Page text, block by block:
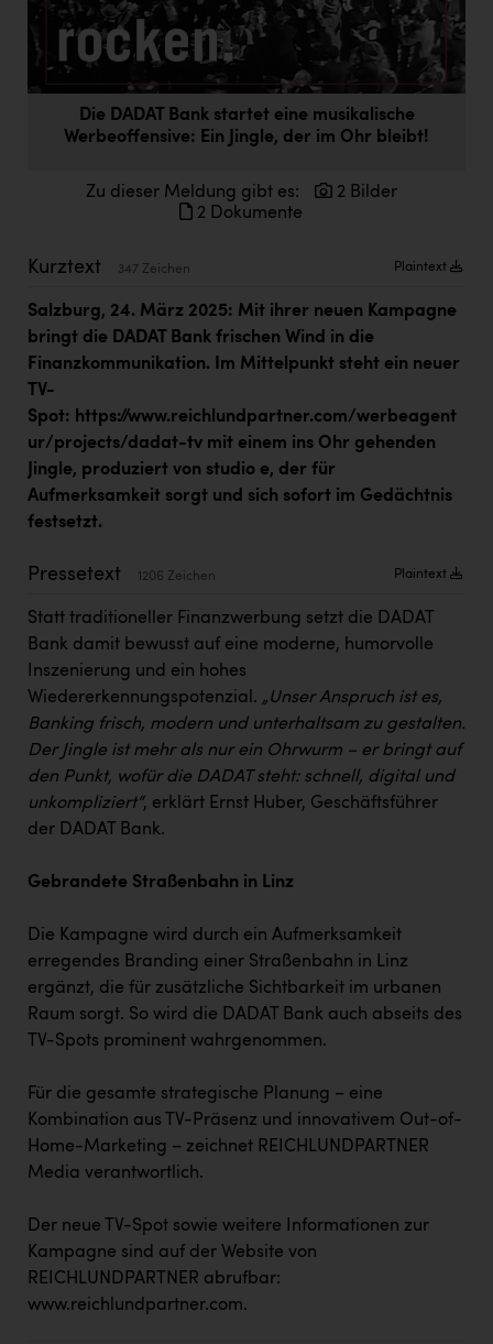
Doppler Gruppe
ERLUS AG
Firmenradl
Fristads Austria
HIG Infomotion Group
IFE Austria GmbH
Immotech
INTERSPAR
INTERSPORT Austria
Jesolo
Jane Goodall Institute Austria
KIWI Kinderwunsch Institut Dr. Loimer
KLIPP Frisör
Kremsmüller Anlagenbau GmbH
Maximarkt
Oldtimer Raststationen und Motorhotels
Österreichischer Kachelofenverband
Passage Linz
PEZ
PÜSPÖK
RE/MAX Welcome
Ruderclub Wels
SCRI - Salzburg Cancer Research Institute
Die DADAT Bank startet eine musikalische
Werbeoffensive: Ein Jingle, der im Ohr bleibt!
Zu dieser Meldung gibt es:
2 Bilder
2 Dokumente
Kurztext 347 Zeichen Plaintext
Salzburg, 24. März 2025: Mit ihrer neuen Kampagne
bringt die DADAT Bank frischen Wind in die
Finanzkommunikation. Im Mittelpunkt steht ein neuer
TV-
Spot: https://www.reichlundpartner.com/werbeagent
ur/projects/dadat-tv mit einem ins Ohr gehenden
Jingle, produziert von studio e, der für
Aufmerksamkeit sorgt und sich sofort im Gedächtnis
festsetzt.
Pressetext 1206 Zeichen Plaintext
Statt traditioneller Finanzwerbung setzt die DADAT
Bank damit bewusst auf eine moderne, humorvolle
Inszenierung und ein hohes
Wiedererkennungspotenzial. „Unser Anspruch ist es,
Banking frisch, modern und unterhaltsam zu gestalten.
Der Jingle ist mehr als nur ein Ohrwurm – er bringt auf
den Punkt, wofür die DADAT steht: schnell, digital und
unkompliziert“, erklärt Ernst Huber, Geschäftsführer
der DADAT Bank.
Gebrandete Straßenbahn in Linz
Die Kampagne wird durch ein Aufmerksamkeit
erregendes Branding einer Straßenbahn in Linz
ergänzt, die für zusätzliche Sichtbarkeit im urbanen
Raum sorgt. So wird die DADAT Bank auch abseits des
TV-Spots prominent wahrgenommen.
Für die gesamte strategische Planung – eine
Kombination aus TV-Präsenz und innovativem Out-of-
Home-Marketing – zeichnet REICHLUNDPARTNER
Media verantwortlich.
Der neue TV-Spot sowie weitere Informationen zur
Kampagne sind auf der Website von
REICHLUNDPARTNER abrufbar:
www.reichlundpartner.com.